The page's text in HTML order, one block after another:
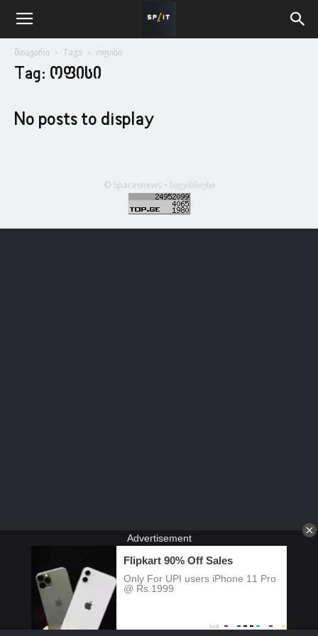
მთავარი Tags ოფისი
Tag: ოფისი
No posts to display
© Spacesnews • სფეისნიუსი